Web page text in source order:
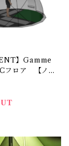
】Gamme
フロア 【ノ
ャム8/アークテ